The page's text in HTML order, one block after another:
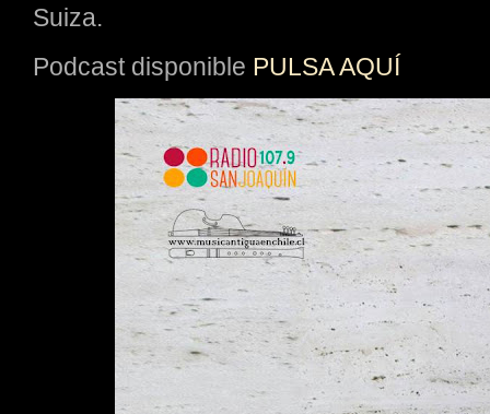
Suiza.
Podcast disponible PULSA AQUÍ